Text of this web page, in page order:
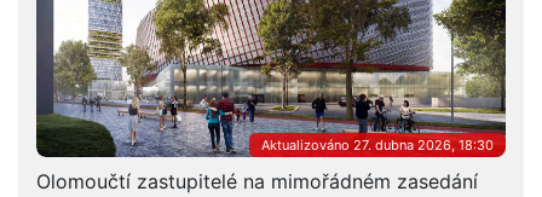
Aktualizováno 27. dubna 2026, 18:30
Olomoučtí zastupitelé na mimořádném zasedání